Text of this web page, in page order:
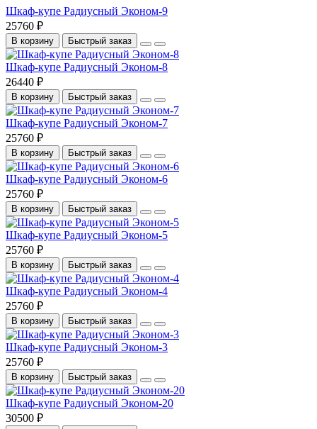
Шкаф-купе Радиусный Эконом-9
25760 ₽
В корзину Быстрый заказ
Шкаф-купе Радиусный Эконом-8
26440 ₽
В корзину Быстрый заказ
Шкаф-купе Радиусный Эконом-7
25760 ₽
В корзину Быстрый заказ
Шкаф-купе Радиусный Эконом-6
25760 ₽
В корзину Быстрый заказ
Шкаф-купе Радиусный Эконом-5
25760 ₽
В корзину Быстрый заказ
Шкаф-купе Радиусный Эконом-4
25760 ₽
В корзину Быстрый заказ
Шкаф-купе Радиусный Эконом-3
25760 ₽
В корзину Быстрый заказ
Шкаф-купе Радиусный Эконом-20
30500 ₽